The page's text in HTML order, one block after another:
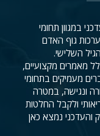
במגוון תחומי
גוף האדם
השלישי.
מאמרים מקצועיים,
מעמיקים בתחומי
ונגישה, במטרה
ולקבל החלטות
והעדכני נמצא כאן